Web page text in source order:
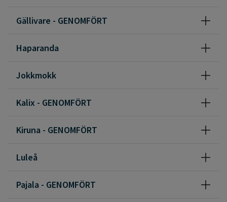
Gällivare - GENOMFÖRT
Haparanda
Jokkmokk
Kalix - GENOMFÖRT
Kiruna - GENOMFÖRT
Luleå
Pajala - GENOMFÖRT